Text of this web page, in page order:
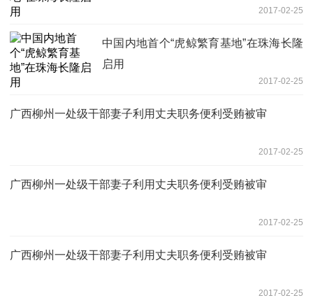
2017-02-25
中国内地首个“虎鲸繁育基地”在珠海长隆
启用
2017-02-25
广西柳州一处级干部妻子利用丈夫职务便利受贿被审
2017-02-25
广西柳州一处级干部妻子利用丈夫职务便利受贿被审
2017-02-25
广西柳州一处级干部妻子利用丈夫职务便利受贿被审
2017-02-25